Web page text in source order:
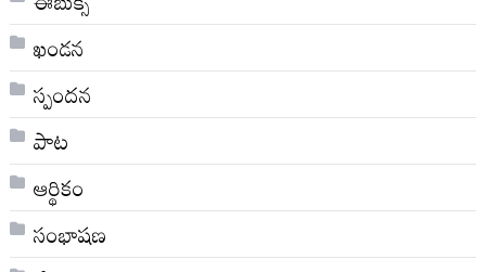
ఖండన
స్పందన
పాట
ఆర్థికం
సంభాషణ